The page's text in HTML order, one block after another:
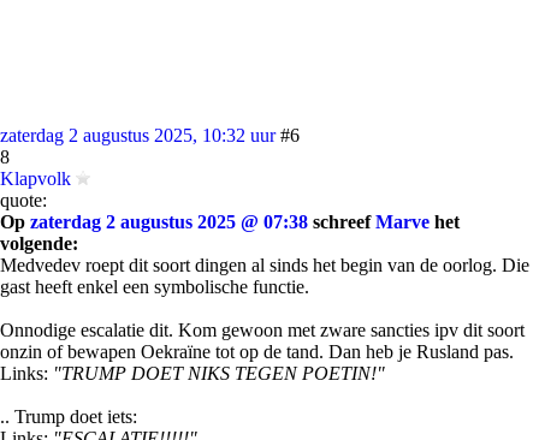
zaterdag 2 augustus 2025, 10:32 uur #6
8
Klapvolk
quote:
Op zaterdag 2 augustus 2025 @ 07:38 schreefMarve het
volgende:
Medvedev roept dit soort dingen al sinds het begin van de oorlog. Die
gast heeft enkel een symbolische functie.
Onnodige escalatie dit. Kom gewoon met zware sancties ipv dit soort
onzin of bewapen Oekraïne tot op de tand. Dan heb je Rusland pas.
Links: "TRUMP DOET NIKS TEGEN POETIN!"
.. Trump doet iets: